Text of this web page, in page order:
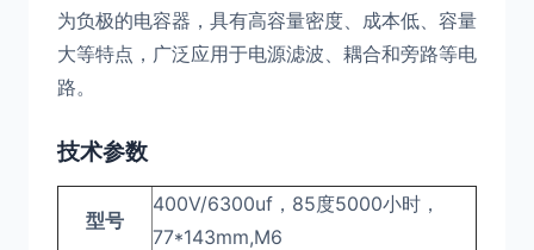
为负极的电容器，具有高容量密度、成本低、容量
大等特点，广泛应用于电源滤波、耦合和旁路等电
路。
技术参数
型号
400V/6300uf，85度5000小时，
77*143mm,M6